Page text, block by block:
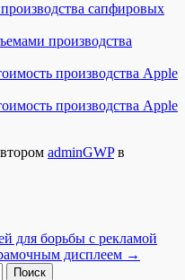
сапфировых
производства
производства Apple
производства Apple
adminGWPв
для борьбы с рекламой
дисплеем →